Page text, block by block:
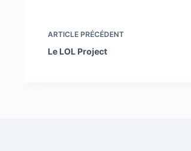
ARTICLE PRÉCÉDENT
Le LOL Project